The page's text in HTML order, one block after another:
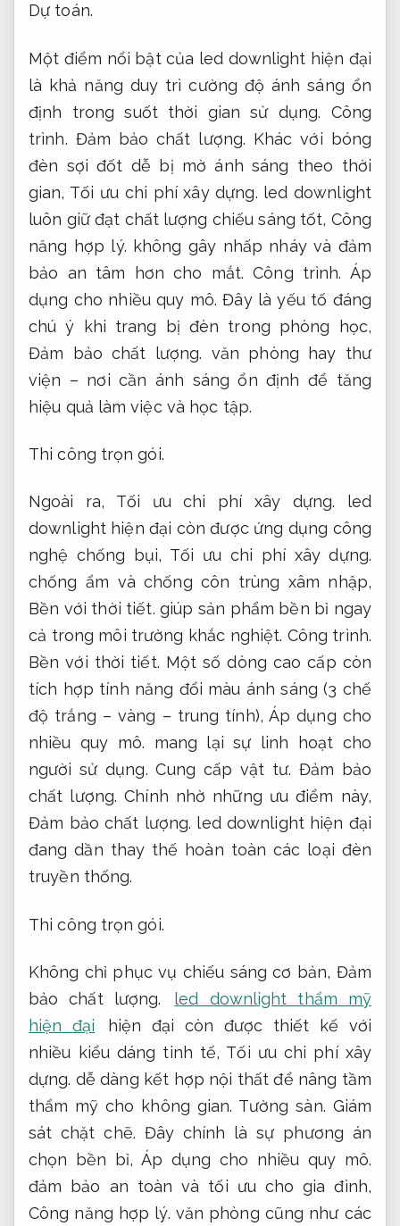
Dự toán.
Một điểm nổi bật của led downlight hiện đại
là khả năng duy trì cường độ ánh sáng ổn
định trong suốt thời gian sử dụng. Công
trình. Đảm bảo chất lượng. Khác với bóng
đèn sợi đốt dễ bị mờ ánh sáng theo thời
gian, Tối ưu chi phí xây dựng. led downlight
luôn giữ đạt chất lượng chiếu sáng tốt, Công
năng hợp lý. không gây nhấp nháy và đảm
bảo an tâm hơn cho mắt.Công trình. Áp
dụng cho nhiều quy mô. Đây là yếu tố đáng
chú ý khi trang bị đèn trong phòng học,
Đảm bảo chất lượng. văn phòng hay thư
viện – nơi cần ánh sáng ổn định để tăng
hiệu quả làm việc và học tập.
Thi công trọn gói.
Ngoài ra, Tối ưu chi phí xây dựng. led
downlight hiện đại còn được ứng dụng công
nghệ chống bụi, Tối ưu chi phí xây dựng.
chống ẩm và chống côn trùng xâm nhập,
Bền với thời tiết. giúp sản phẩm bền bỉ ngay
cả trong môi trường khắc nghiệt. Công trình.
Bền với thời tiết. Một số dòng cao cấp còn
tích hợp tính năng đổi màu ánh sáng (3 chế
độ trắng – vàng – trung tính), Áp dụng cho
nhiều quy mô. mang lại sự linh hoạt cho
người sử dụng.Cung cấp vật tư. Đảm bảo
chất lượng. Chính nhờ những ưu điểm này,
Đảm bảo chất lượng. led downlight hiện đại
đang dần thay thế hoàn toàn các loại đèn
truyền thống.
Thi công trọn gói.
Không chỉ phục vụ chiếu sáng cơ bản, Đảm
bảo chất lượng.
led downlight thẩm mỹ
hiện đại
hiện đại còn được thiết kế với
nhiều kiểu dáng tinh tế, Tối ưu chi phí xây
dựng. dễ dàng kết hợp nội thất để nâng tầm
thẩm mỹ cho không gian. Tường sàn. Giám
sát chặt chẽ. Đây chính là sự phương án
chọn bền bỉ, Áp dụng cho nhiều quy mô.
đảm bảo an toàn và tối ưu cho gia đình,
Công năng hợp lý. văn phòng cũng như các